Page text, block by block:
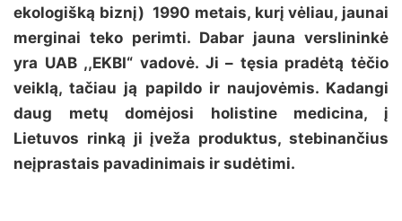
ekologišką biznį) 1990 metais, kurį vėliau, jaunai
merginai teko perimti. Dabar jauna verslininkė
yra UAB ,,EKBI“ vadovė. Ji – tęsia pradėtą tėčio
veiklą, tačiau ją papildo ir naujovėmis. Kadangi
daug metų domėjosi holistine medicina, į
Lietuvos rinką ji įveža produktus, stebinančius
neįprastais pavadinimais ir sudėtimi.